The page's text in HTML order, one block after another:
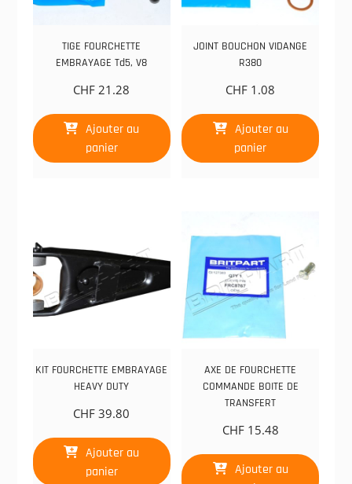
TIGE FOURCHETTE
EMBRAYAGE Td5, V8
CHF 21.28
Ajouter au
panier
JOINT BOUCHON VIDANGE
R380
CHF 1.08
Ajouter au
panier
KIT FOURCHETTE EMBRAYAGE
HEAVY DUTY
CHF 39.80
Ajouter au
panier
AXE DE FOURCHETTE
COMMANDE BOITE DE
TRANSFERT
CHF15.48
Ajouter au